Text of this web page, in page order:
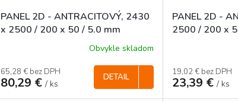
PANEL 2D - ANTRACITOVÝ, 2430
x 2500 / 200 x 50 / 5.0 mm
Obvykle skladom
65,28 € bez DPH
80,29 € / ks
DETAIL
PANEL 2D -
2500 / 200 x
19,02 € bez DPH
23,39 €/ ks